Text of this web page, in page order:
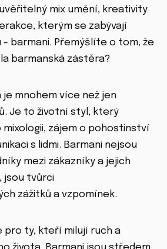
mix umění, kreativity
kterým se zabývají
- barmani. Přemýšlíte o tom, že
barmanská zástěra?
je mnohem více než jen
Je to životní styl, který
zájem o pohostinství
s lidmi. Barmani nejsou
mezi zákazníky a jejich
jsou tvůrci
zážitků a vzpomínek.
pro ty, kteří milují ruch a